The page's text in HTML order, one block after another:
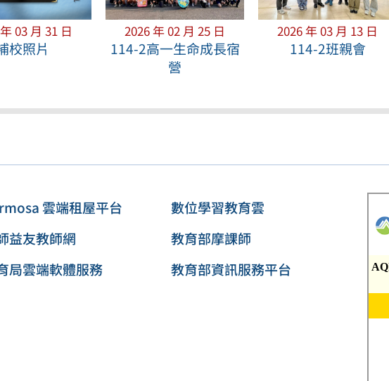
03 月 31 日
校照片
2026 年 02 月 25 日
114-2高一生命成長宿
營
2026 年 03 月 13 日
114-2班親會
雲端租屋平台
數位學習教育雲
益友教師網
教育部摩課師
局雲端軟體服務 教育部資訊服務平台